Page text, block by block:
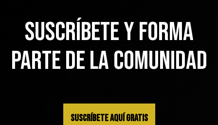
suscríbete y forma
parte de la comunidad
SUSCRÍBETE AQUÍ GRATIS